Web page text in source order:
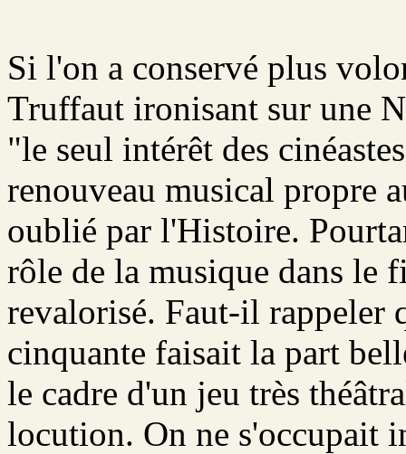
Si l'on a conservé plus
Truffaut ironisant sur une
"le seul intérêt des
renouveau musical propre
oublié par l'Histoire.
rôle de la musique dans le
revalorisé. Faut-il rappeler
cinquante faisait la part
le cadre d'un jeu très
locution. On ne s'occupait